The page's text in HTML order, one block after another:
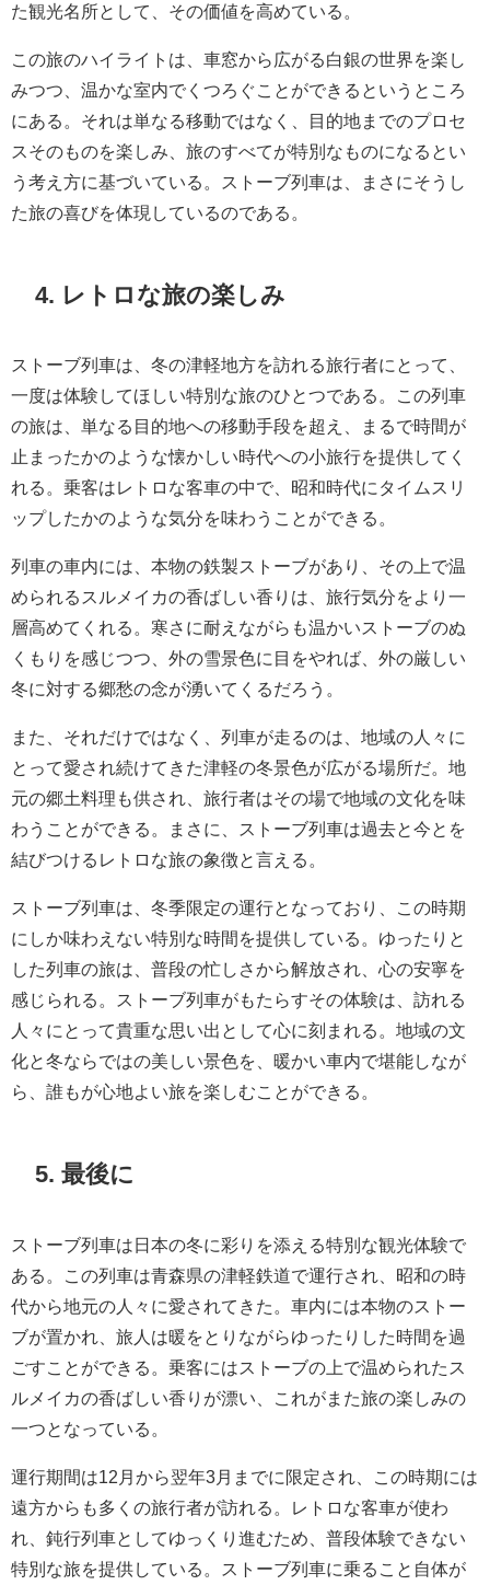
た観光名所として、その価値を高めている。
この旅のハイライトは、車窓から広がる白銀の世界を楽し
みつつ、温かな室内でくつろぐことができるというところ
にある。それは単なる移動ではなく、目的地までのプロセ
スそのものを楽しみ、旅のすべてが特別なものになるとい
う考え方に基づいている。ストーブ列車は、まさにそうし
た旅の喜びを体現しているのである。
4. レトロな旅の楽しみ
ストーブ列車は、冬の津軽地方を訪れる旅行者にとって、
一度は体験してほしい特別な旅のひとつである。この列車
の旅は、単なる目的地への移動手段を超え、まるで時間が
止まったかのような懐かしい時代への小旅行を提供してく
れる。乗客はレトロな客車の中で、昭和時代にタイムスリ
ップしたかのような気分を味わうことができる。
列車の車内には、本物の鉄製ストーブがあり、その上で温
められるスルメイカの香ばしい香りは、旅行気分をより一
層高めてくれる。寒さに耐えながらも温かいストーブのぬ
くもりを感じつつ、外の雪景色に目をやれば、外の厳しい
冬に対する郷愁の念が湧いてくるだろう。
また、それだけではなく、列車が走るのは、地域の人々に
とって愛され続けてきた津軽の冬景色が広がる場所だ。地
元の郷土料理も供され、旅行者はその場で地域の文化を味
わうことができる。まさに、ストーブ列車は過去と今とを
結びつけるレトロな旅の象徴と言える。
ストーブ列車は、冬季限定の運行となっており、この時期
にしか味わえない特別な時間を提供している。ゆったりと
した列車の旅は、普段の忙しさから解放され、心の安寧を
感じられる。ストーブ列車がもたらすその体験は、訪れる
人々にとって貴重な思い出として心に刻まれる。地域の文
化と冬ならではの美しい景色を、暖かい車内で堪能しなが
ら、誰もが心地よい旅を楽しむことができる。
5. 最後に
ストーブ列車は日本の冬に彩りを添える特別な観光体験で
ある。この列車は青森県の津軽鉄道で運行され、昭和の時
代から地元の人々に愛されてきた。車内には本物のストー
ブが置かれ、旅人は暖をとりながらゆったりした時間を過
ごすことができる。乗客にはストーブの上で温められたス
ルメイカの香ばしい香りが漂い、これがまた旅の楽しみの
一つとなっている。
運行期間は12月から翌年3月までに限定され、この時期には
遠方からも多くの旅行者が訪れる。レトロな客車が使わ
れ、鈍行列車としてゆっくり進むため、普段体験できない
特別な旅を提供している。ストーブ列車に乗ること自体が